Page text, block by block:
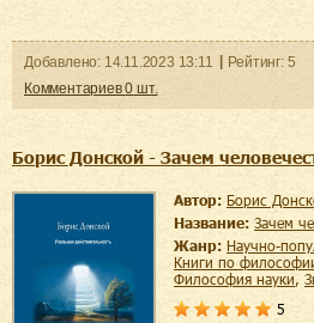
Добавленo: 14.11.2023 13:11 Рейтинг: 5
Комментариев0 шт.
Борис Донской - Зачем
Автор:
Борис
Название:
Зачем
Жанр:
научно-
книги по
философия науки
5